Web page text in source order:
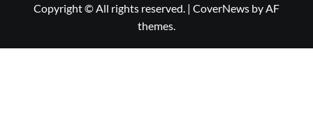
Copyright © All rights reserved. | CoverNews by AF
themes.